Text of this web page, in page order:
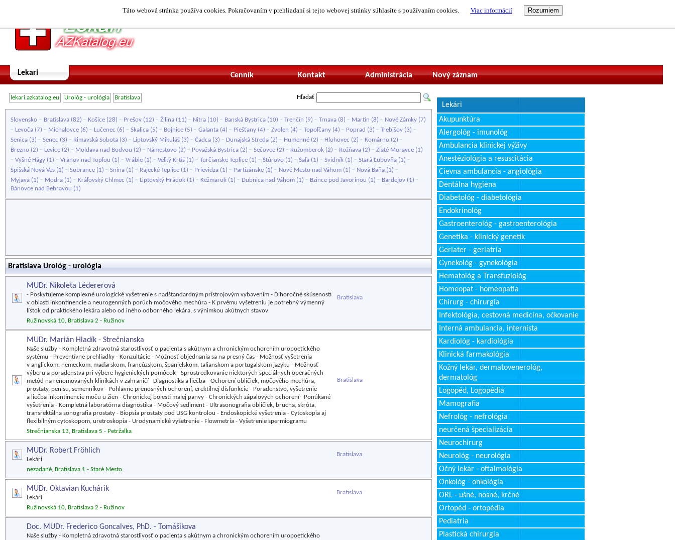
Táto webová stránka používa cookies. Pokračovaním v prehliadaní si tejto webovej stránky súhlasíte s používaním cookies. Viac informácií
Lekari Nový záznam
Administrácia
Kontakt
Cenník
lekari.azkatalog.eu Urológ - urológia Bratislava Hľadať
Slovensko - Bratislava (82) - Košice (28) - Prešov (12) - Žilina (11) - Nitra (10) - Banská Bystrica (10) - Trenčín (9) - Trnava (8) - Martin (8) - Nové Zámky (7)
- Levoča (7) - Michalovce (6) - Lučenec (6) - Skalica (5) - Bojnice (5) - Galanta (4) - Piešťany (4) - Zvolen (4) - Topoľčany (4) - Poprad (3) - Trebišov (3) -
Senica (3) - Senec (3) - Rimavská Sobota (3) - Liptovský Mikuláš (3) - Čadca (3) - Dunajská Streda (2) - Humenné (2) - Hlohovec (2) - Komárno (2) -
Brezno (2) - Levice (2) - Moldava nad Bodvou (2) - Námestovo (2) - Považská Bystrica (2) - Sečovce (2) - Ružomberok (2) - Rožňava (2) - Zlaté Moravce (1)
- Vyšné Hágy (1) - Vranov nad Topľou (1) - Vráble (1) - Veľký Krtíš (1) - Turčianske Teplice (1) - Štúrovo (1) - Šaľa (1) - Svidník (1) - Stará Ľubovňa (1) -
Spišská Nová Ves (1) - Sobrance (1) - Snina (1) - Rajecké Teplice (1) - Prievidza (1) - Partizánske (1) - Nové Mesto nad Váhom (1) - Nová Baňa (1) -
Myjava (1) - Modra (1) - Kráľovský Chlmec (1) - Liptovský Hrádok (1) - Kežmarok (1) - Dubnica nad Váhom (1) - Bzince pod Javorinou (1) - Bardejov (1) -
Bánovce nad Bebravou (1)
Bratislava Urológ - urológia
MUDr. Nikoleta Lédererová
- Poskytujeme komplexné urologické vyšetrenie s nadštandardným prístrojovým vybavením - Dlhoročné skúsenosti
v oblasti inkontinencie a neurogenných porúch močového mechúra - K prvému vyšetreniu je potrebný výmenný
lístok od praktického lekára alebo od iného odborného lekára, s výnimkou akútnych stavov
Bratislava
Ružinovská 10, Bratislava 2 - Ružinov
MUDr. Marián Hladík - Strečnianska
Naše služby - Kompletná zdravotná starostlivosť o pacienta s akútnym a chronickým ochorením uropoetického
systému - Preventívne prehliadky - Konzultácie - Možnosť objednania sa na presný čas - Možnosť vyšetrenia
v anglickom, nemeckom, maďarskom, francúzskom, španielskom, talianskom a portugalskom jazyku - Možnosť
výberu a poradenstva pri výbere hygienických pomôcok - Sprostredkovanie niektorých špeciálnych operačných
metód na renomovaných klinikách v zahraničí Diagnostika a liečba - Ochorení obličiek, močového mechúra,
prostaty, penisu, semenníkov - Pohlavne prenosných ochorení, erektilnej disfunkcie - Poradenstvo, vyšetrenie
a liečba inkontinencie moču u žien - Chronickej bolesti malej panvy - Chronických zápalových ochorení Ponúkané
vyšetrenia - Kompletná laboratórna diagnostika - Močový sediment - Ultrasonografia obličiek, brucha, skróta,
transrektálna sonografia prostaty - Biopsia prostaty pod USG kontrolou - Endoskopické vyšetrenia - Cytoskopia aj
flexibilným cytoskopom, uretroskopia - Urodynamické vyšetrenie - Flowmetria - Vyšetrenie spermiogramu
Bratislava
Strečnianska 13, Bratislava 5 - Petržalka
MUDr. Robert Fröhlich
Lekári
Bratislava
nezadané, Bratislava 1 - Staré Mesto
MUDr. Oktavian Kuchárik
Lekári
Bratislava
Ružinovská 10, Bratislava 2 - Ružinov
Doc. MUDr. Frederico Goncalves, PhD. - Tomášikova
Naše služby - Kompletná zdravotná starostlivosť o pacienta s akútnym a chronickým ochorením uropoetického
Lekári
Akupunktúra
Alergológ - imunológ
Ambulancia klinickej výživy
Anestéziológia a resuscitácia
Cievna ambulancia - angiológia
Dentálna hygiena
Diabetológ - diabetológia
Endokrinológ
Gastroenterológ - gastroenterológia
Genetika - klinický genetik
Geriater - geriatria
Gynekológ - gynekológia
Hematológ a Transfuziológ
Homeopat - homeopatia
Chirurg - chirurgia
Infektológia, cestovná medicína, očkovanie
Interná ambulancia, internista
Kardiológ - kardiológia
Klinická farmakológia
Kožný lekár, dermatovenerológ,
dermatológ
Logopéd, Logopédia
Mamografia
Nefrológ - nefrológia
neurčená špecializácia
Neurochirurg
Neurológ - neurológia
Očný lekár - oftalmológia
Onkológ - onkológia
ORL - ušné, nosné, krčné
Ortopéd - ortopédia
Pediatria
Plastická chirurgia